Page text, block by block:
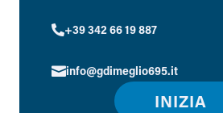
+39 342 66 19 887
info@gdimeglio695.it
INIZIA